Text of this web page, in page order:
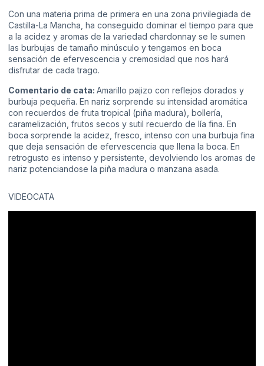
Con una materia prima de primera en una zona privilegiada de
Castilla-La Mancha, ha conseguido dominar el tiempo para que
a la acidez y aromas de la variedad chardonnay se le sumen
las burbujas de tamaño minúsculo y tengamos en boca
sensación de efervescencia y cremosidad que nos hará
disfrutar de cada trago.
Comentario de cata: Amarillo pajizo con reflejos dorados y
burbuja pequeña. En nariz sorprende su intensidad aromática
con recuerdos de fruta tropical (piña madura), bollería,
caramelización, frutos secos y sutil recuerdo de lía fina. En
boca sorprende la acidez, fresco, intenso con una burbuja fina
que deja sensación de efervescencia que llena la boca. En
retrogusto es intenso y persistente, devolviendo los aromas de
nariz potenciandose la piña madura o manzana asada.
VIDEOCATA